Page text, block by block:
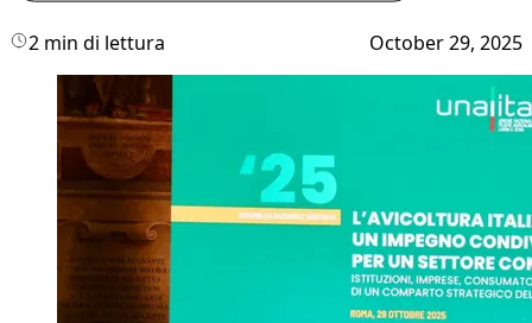
2 min di lettura October 29, 2025